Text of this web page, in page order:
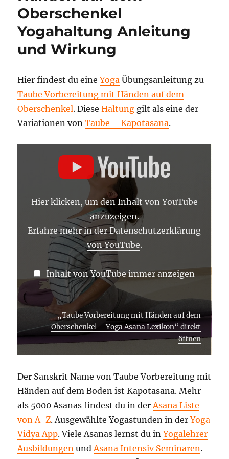
Oberschenkel
Yogahaltung Anleitung
und Wirkung
Hier findest du eineYoga Übungsanleitung zu
Taube Vorbereitung mit Händen auf dem
Oberschenkel. DieseHaltung gilt als eine der
Variationen vonTaube – Kapotasana.
„TAUBE
VORBEREITUNG
OBERSCHENKEL
LEXIKON“
YOUTUBE
ANZEIGEN
Hier klicken, um den Inhalt von YouTube
anzuzeigen.
Erfahre mehr in derDatenschutzerklärung
von YouTube.
Inhalt von YouTube immer anzeigen
„Taube Vorbereitung mit Händen auf dem
Oberschenkel – Yoga Asana Lexikon“ direkt
öffnen
Der Sanskrit Name von Taube Vorbereitung mit
Händen auf dem Boden ist Kapotasana. Mehr
als 5000 Asanas findest du in derAsana Liste
von A-Z. Ausgewählte Yogastunden in derYoga
Vidya App. Viele Asanas lernst du inYogalehrer
Ausbildungen undAsana Intensiv Seminaren.